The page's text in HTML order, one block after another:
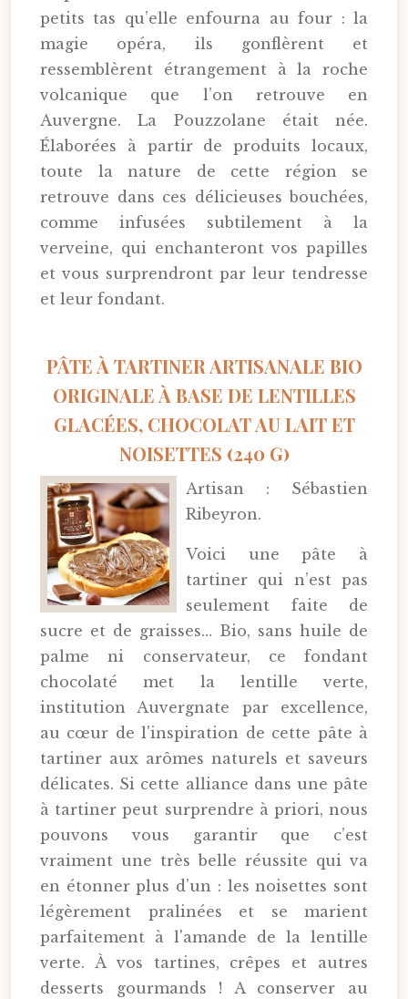
petits tas qu’elle enfourna au four : la
magie opéra, ils gonflèrent et
ressemblèrent étrangement à la roche
volcanique que l’on retrouve en
Auvergne. La Pouzzolane était née.
Élaborées à partir de produits locaux,
toute la nature de cette région se
retrouve dans ces délicieuses bouchées,
comme infusées subtilement à la
verveine, qui enchanteront vos papilles
et vous surprendront par leur tendresse
et leur fondant.
PÂTE À TARTINER ARTISANALE BIO
ORIGINALE À BASE DE LENTILLES
GLACÉES, CHOCOLAT AU LAIT ET
NOISETTES (240 G)
Artisan : Sébastien
Ribeyron.
Voici une pâte à
tartiner qui n’est pas
seulement faite de
sucre et de graisses… Bio, sans huile de
palme ni conservateur, ce fondant
chocolaté met la lentille verte,
institution Auvergnate par excellence,
au cœur de l'inspiration de cette pâte à
tartiner aux arômes naturels et saveurs
délicates. Si cette alliance dans une pâte
à tartiner peut surprendre à priori, nous
pouvons vous garantir que c’est
vraiment une très belle réussite qui va
en étonner plus d’un : les noisettes sont
légèrement pralinées et se marient
parfaitement à l'amande de la lentille
verte. À vos tartines, crêpes et autres
desserts gourmands ! A conserver au